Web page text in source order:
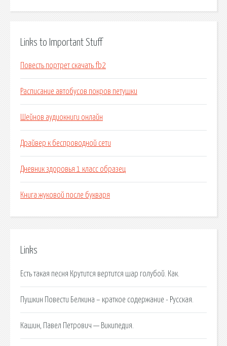
Links to Important Stuff
Повесть портрет скачать fb2
Расписание автобусов покров петушки
Шейнов аудиокниги онлайн
Драйвер к беспроводной сети
Дневник здоровья 1 класс образец
Книга жуковой после букваря
Links
Есть такая песня Крутится вертится шар голубой. Как.
Пушкин Повести Белкина – краткое содержание - Русская.
Кашин, Павел Петрович — Википедия.